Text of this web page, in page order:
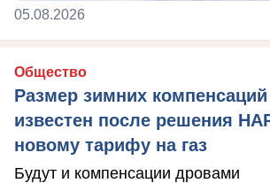
05.08.2026
Общество
Размер зимних компенсаций
известен после решения
новому тарифу на газ
Будут и компенсации дровами